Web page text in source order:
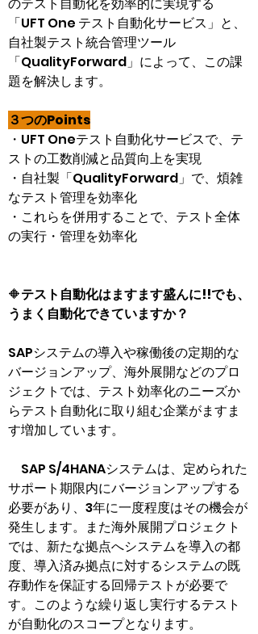
「UFT One テスト自動化サービス」と、
自社製テスト統合管理ツール
「QualityForward」によって、この課
題を解決します。
３つのPoints
・UFT Oneテスト自動化サービスで、テ
ストの工数削減と品質向上を実現
・自社製「QualityForward」で、煩雑
なテスト管理を効率化
・これらを併用することで、テスト全体
の実行・管理を効率化
🔶テスト自動化はますます盛んに!!でも、
うまく自動化できていますか？
SAPシステムの導入や稼働後の定期的な
バージョンアップ、海外展開などのプロ
ジェクトでは、テスト効率化のニーズか
らテスト自動化に取り組む企業がますま
す増加しています。
SAP S/4HANAシステムは、定められた
サポート期限内にバージョンアップする
必要があり、3年に一度程度はその機会が
発生します。また海外展開プロジェクト
では、新たな拠点へシステムを導入の都
度、導入済み拠点に対するシステムの既
存動作を保証する回帰テストが必要で
す。このような繰り返し実行するテスト
が自動化のスコープとなります。